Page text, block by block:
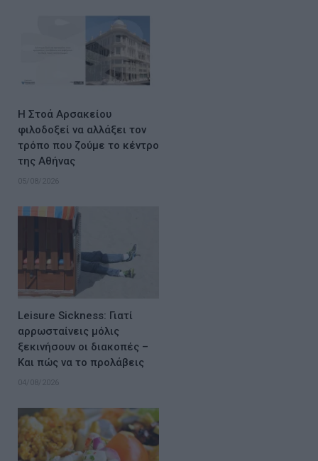
Η Στοά Αρσακείου
φιλοδοξεί να αλλάξει τον
τρόπο που ζούμε το κέντρο
της Αθήνας
05/08/2026
Leisure Sickness: Γιατί
αρρωσταίνεις μόλις
ξεκινήσουν οι διακοπές –
Και πώς να το προλάβεις
04/08/2026